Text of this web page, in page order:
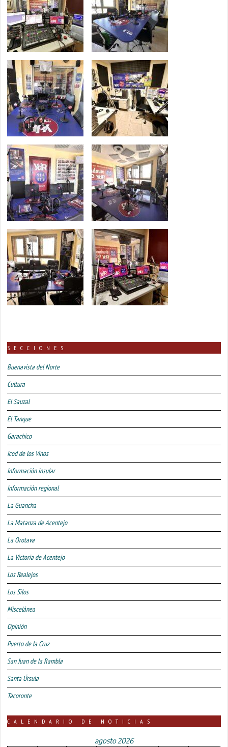
SECCIONES
Buenavista del Norte
Cultura
El Sauzal
El Tanque
Garachico
Icod de los Vinos
Información insular
Información regional
La Guancha
La Matanza de Acentejo
La Orotava
La Victoria de Acentejo
Los Realejos
Los Silos
Miscelánea
Opinión
Puerto de la Cruz
San Juan de la Rambla
Santa Úrsula
Tacoronte
CALENDARIO DE NOTICIAS
agosto 2026